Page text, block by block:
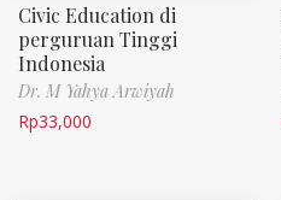
Civic Education di
perguruan Tinggi
Indonesia
Dr. M Yahya Arwiyah
Rp33,000